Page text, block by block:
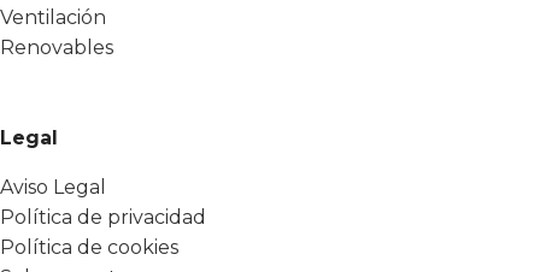
Ventilación
Renovables
Legal
Aviso Legal
Política de privacidad
Política de cookies